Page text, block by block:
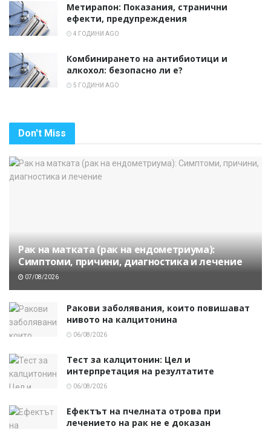
Метирапон: Показания, странични
ефекти, предупреждения
4 ГОДИНИ AGO
Комбинирането на антибиотици и
алкохол: безопасно ли е?
5 ГОДИНИ AGO
Don't Miss
Рак на матката (рак на ендометриума):
Симптоми, причини, диагностика и лечение
07/08/2026
Ракови заболявания, които повишават
нивото на калцитонина
06/08/2026
Тест за калцитонин: Цел и
интерпретация на резултатите
06/08/2026
Ефектът на пчелната отрова при
лечението на рак не е доказан